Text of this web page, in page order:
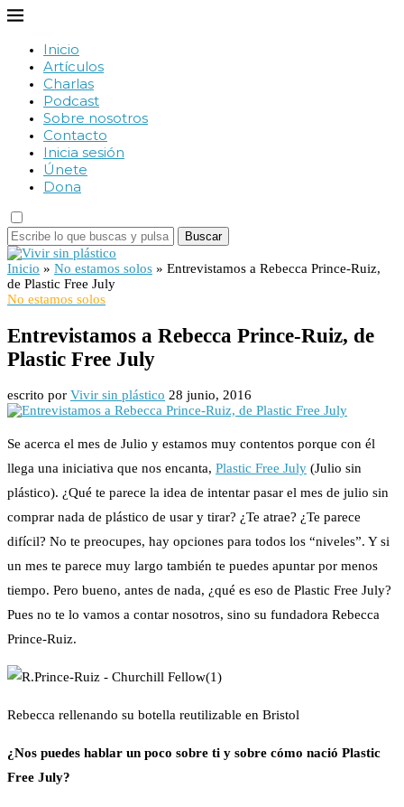
Inicio
Artículos
Charlas
Podcast
Sobre nosotros
Contacto
Inicia sesión
Únete
Dona
Buscar
Inicio » No estamos solos » Entrevistamos a Rebecca Prince-Ruiz,
de Plastic Free July
No estamos solos
Entrevistamos a Rebecca Prince-Ruiz, de
Plastic Free July
escrito por Vivir sin plástico 28 junio, 2016
Se acerca el mes de Julio y estamos muy contentos porque con él
llega una iniciativa que nos encanta, Plastic Free July (Julio sin
plástico). ¿Qué te parece la idea de intentar pasar el mes de julio sin
comprar nada de plástico de usar y tirar? ¿Te atrae? ¿Te parece
difícil? No te preocupes, hay opciones para todos los “niveles”. Y si
un mes te parece muy largo también te puedes apuntar por menos
tiempo. Pero bueno, antes de nada, ¿qué es eso de Plastic Free July?
Pues no te lo vamos a contar nosotros, sino su fundadora Rebecca
Prince-Ruiz.
Rebecca rellenando su botella reutilizable en Bristol
¿Nos puedes hablar un poco sobre ti y sobre cómo nació Plastic
Free July?